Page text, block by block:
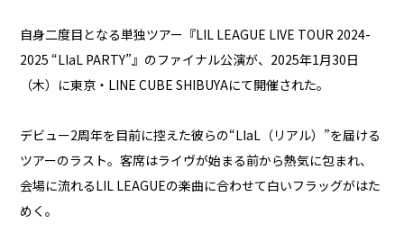
自身二度目となる単独ツアー『LIL LEAGUE LIVE TOUR 2024-
2025 “LIaL PARTY”』のファイナル公演が、2025年1月30日
（木）に東京・LINE CUBE SHIBUYAにて開催された。
デビュー2周年を目前に控えた彼らの“LIaL（リアル）”を届ける
ツアーのラスト。客席はライヴが始まる前から熱気に包まれ、
会場に流れるLIL LEAGUEの楽曲に合わせて白いフラッグがはた
めく。